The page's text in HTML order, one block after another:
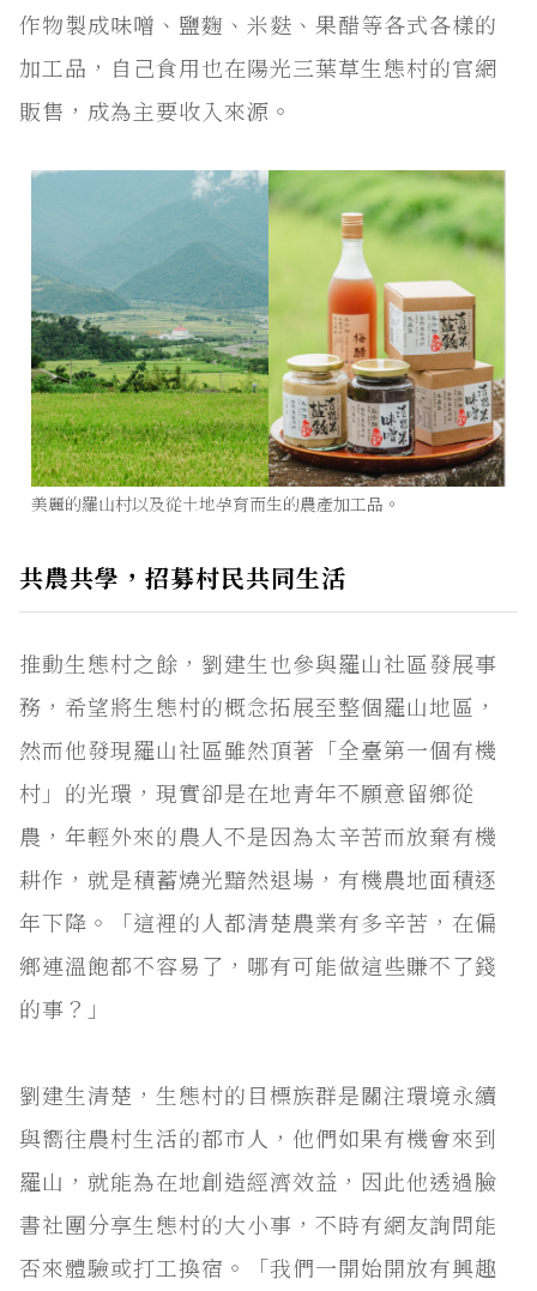
作物製成味噌、鹽麴、米麩、果醋等各式各樣的
加工品，自己食用也在陽光三葉草生態村的官網
販售，成為主要收入來源。
美麗的羅山村以及從土地孕育而生的農產加工品。
共農共學，招募村民共同生活
推動生態村之餘，劉建生也參與羅山社區發展事
務，希望將生態村的概念拓展至整個羅山地區，
然而他發現羅山社區雖然頂著「全臺第一個有機
村」的光環，現實卻是在地青年不願意留鄉從
農，年輕外來的農人不是因為太辛苦而放棄有機
耕作，就是積蓄燒光黯然退場，有機農地面積逐
年下降。「這裡的人都清楚農業有多辛苦，在偏
鄉連溫飽都不容易了，哪有可能做這些賺不了錢
的事？」
劉建生清楚，生態村的目標族群是關注環境永續
與嚮往農村生活的都市人，他們如果有機會來到
羅山，就能為在地創造經濟效益，因此他透過臉
書社團分享生態村的大小事，不時有網友詢問能
否來體驗或打工換宿。「我們一開始開放有興趣